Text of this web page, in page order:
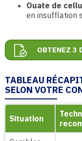
Ouate de
en insufflation
OBTENEZ 3
TABLEAU
SELON VOTRE
Situation